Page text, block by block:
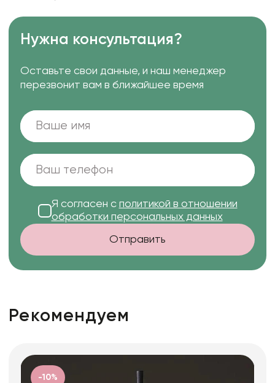
Нужна консультация?
Оставьте свои данные, и наш менеджер
перезвонит вам в ближайшее время
Я согласен с политикой в отношении
обработки персональных данных
Отправить
Рекомендуем
-10%